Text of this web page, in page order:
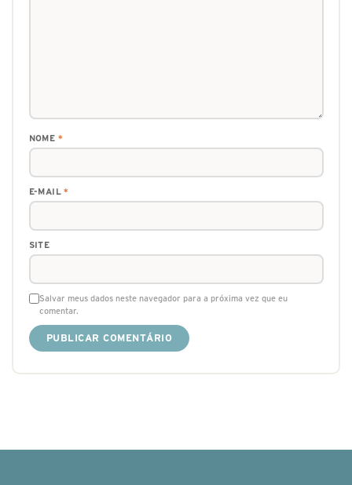
NOME *
E-MAIL*
SITE
Salvar meus dados neste navegador para a próxima vez que eu
comentar.